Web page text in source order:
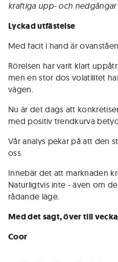
kraftiga upp- och nedgångar
Lyckad utfästelse
Med facit i hand är
Rörelsen har varit klart
men en stor dos volatilitet
vägen.
Nu är det dags att
med positiv trendkurva
Vår analys pekar på att den
oss.
Innebär det att marknaden
Naturligtvis inte - även om
rådande läge.
Med det sagt, över till
Coor